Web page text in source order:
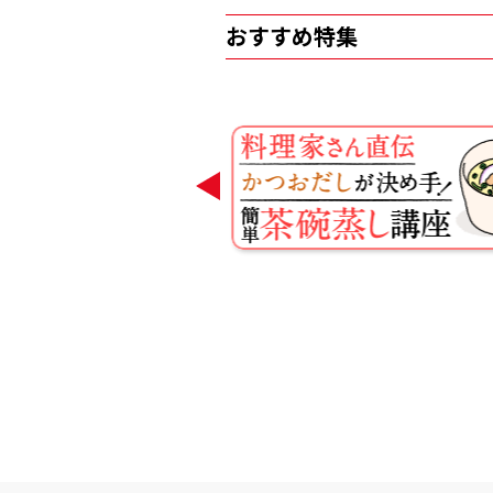
おすすめ特集